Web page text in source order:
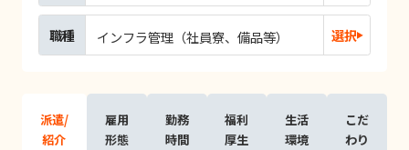
職種 インフラ管理（社員寮、備品等） 選択
派遣/
紹介
雇用
形態
勤務
時間
福利
厚生
生活
環境
こだ
わり